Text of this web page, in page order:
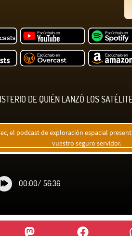
DE QUIÉN LANZÓ LOS
el podcast de exploración espacial
vuestro seguro servidor.
00:00/ 56:36